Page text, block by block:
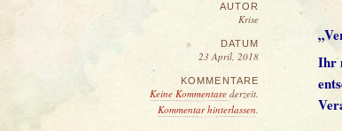
AUTOR
Krise
DATUM
23 April, 2018
KOMMENTARE
Keine Kommentare derzeit.
Kommentar hinterlassen.
Ihr